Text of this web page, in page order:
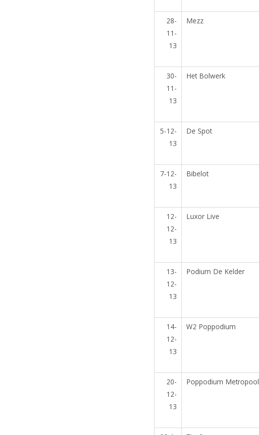
28-
11-
13
Mezz
30-
11-
13
Het Bolwerk
5-12-
13
De Spot
7-12-
13
Bibelot
12-
12-
13
Luxor Live
13-
12-
13
Podium De Kelder
14-
12-
13
W2 Poppodium
20-
12-
13
Poppodium Metropool